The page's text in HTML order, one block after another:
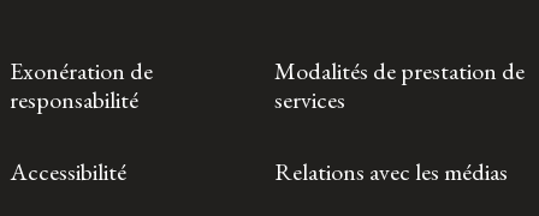
Exonération de
responsabilité
Modalités de prestation de
services
Accessibilité Relations avec les médias